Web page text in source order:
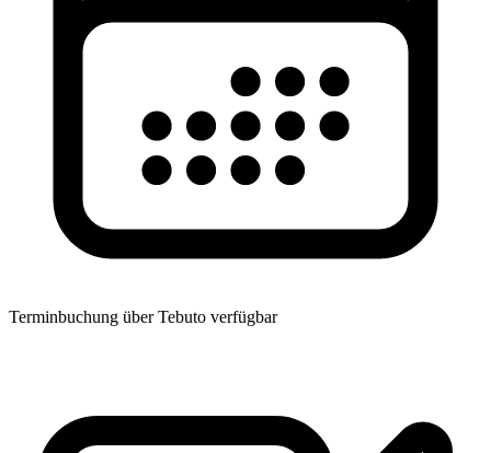
Terminbuchung über Tebuto verfügbar